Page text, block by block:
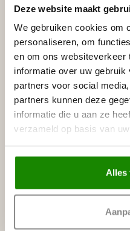
Deze website maakt
We gebruiken cookies om
personaliseren, om
en om ons websiteverkeer
informatie over uw
partners voor social
partners kunnen deze
informatie die u aan ze
verzameld op basis van
Alles
NMC Arstyl
mm),
Op voorraad
NMC
NMC Arstyl
lengte 2 m
NMC
NMC Arstyl Z16
Op voorraad
NMC
NMC Arstyl Z20